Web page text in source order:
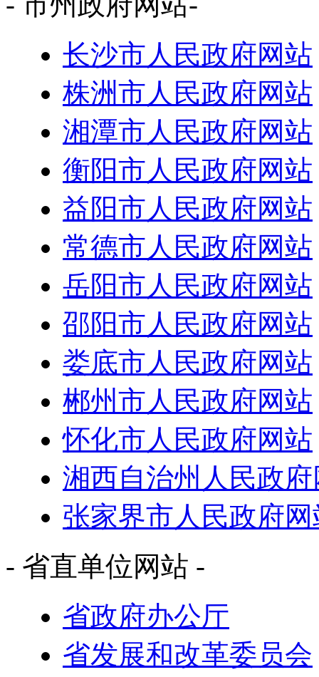
长沙市人民政府网站
株洲市人民政府网站
湘潭市人民政府网站
衡阳市人民政府网站
益阳市人民政府网站
常德市人民政府网站
岳阳市人民政府网站
邵阳市人民政府网站
娄底市人民政府网站
郴州市人民政府网站
怀化市人民政府网站
湘西自治州人民政
张家界市人民政府网
- 省直单位网站 -
省政府办公厅
省发展和改革委员会